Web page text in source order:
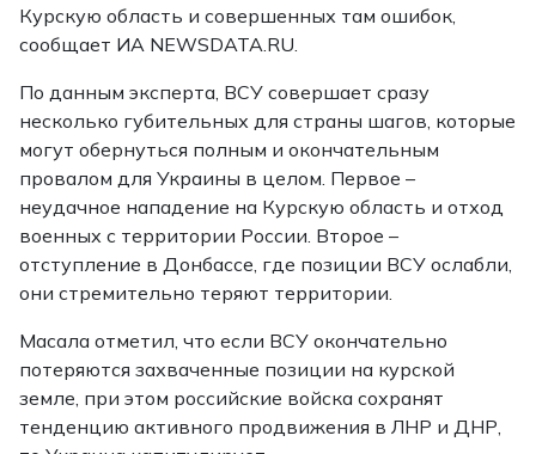
Курскую область и совершенных там ошибок,
сообщает ИА NEWSDATA.RU.
По данным эксперта, ВСУ совершает сразу
несколько губительных для страны шагов, которые
могут обернуться полным и окончательным
провалом для Украины в целом. Первое –
неудачное нападение на Курскую область и отход
военных с территории России. Второе –
отступление в Донбассе, где позиции ВСУ ослабли,
они стремительно теряют территории.
Масала отметил, что если ВСУ окончательно
потеряются захваченные позиции на курской
земле, при этом российские войска сохранят
тенденцию активного продвижения в ЛНР и ДНР,